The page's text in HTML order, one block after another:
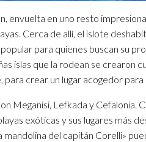
envuelta en uno resto
Cerca de allí, el islote
para quienes buscan su
islas que la rodean se crearon
crear un lugar acogedor
Meganisi, Lefkada y Cefalonia.
exóticas y sus lugares más
mandolina del capitán Corelli»